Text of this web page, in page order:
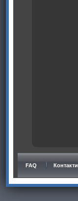
FAQ Контакти